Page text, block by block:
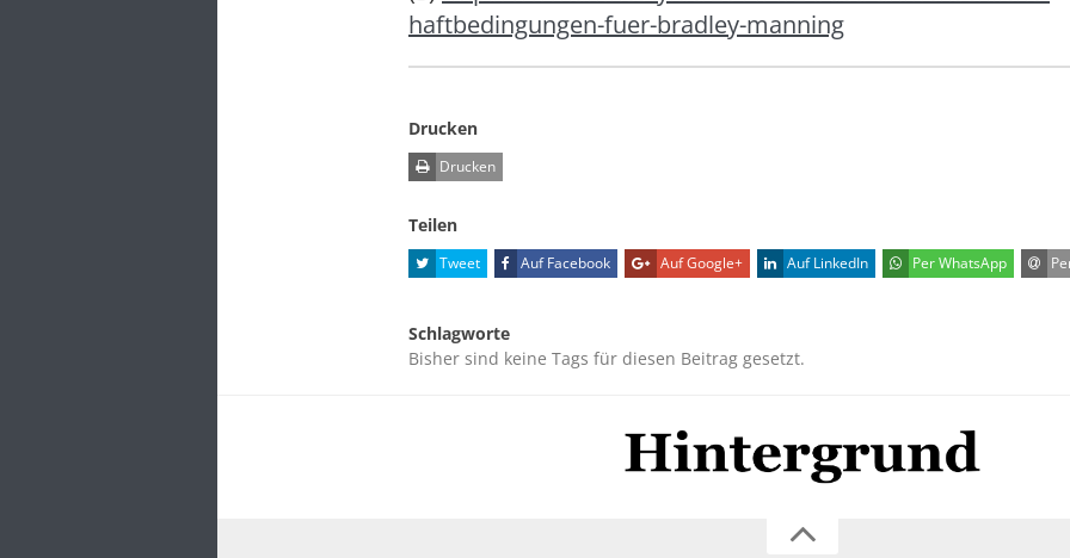
haftbedingungen-fuer-bradley-manning
Drucken
Drucken
Teilen
Tweet Auf Facebook Auf Google+ Auf LinkedIn Per WhatsApp
Schlagworte
Bisher sind keine Tags für diesen Beitrag gesetzt.